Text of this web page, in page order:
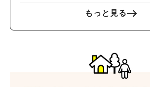
もっと見る